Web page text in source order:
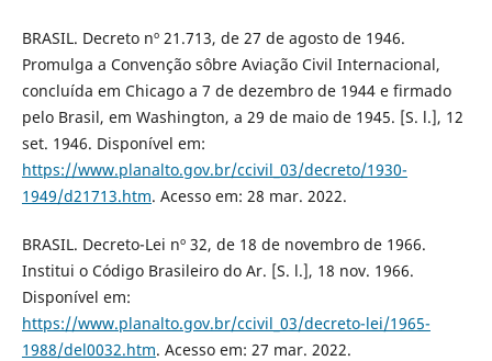
BRASIL. Decreto nº 21.713, de 27 de agosto de 1946.
Promulga a Convenção sôbre Aviação Civil Internacional,
concluída em Chicago a 7 de dezembro de 1944 e firmado
pelo Brasil, em Washington, a 29 de maio de 1945. [S. l.], 12
set. 1946. Disponível em:
https://www.planalto.gov.br/ccivil_03/decreto/1930-
1949/d21713.htm. Acesso em: 28 mar. 2022.
BRASIL. Decreto-Lei nº 32, de 18 de novembro de 1966.
Institui o Código Brasileiro do Ar. [S. l.], 18 nov. 1966.
Disponível em:
https://www.planalto.gov.br/ccivil_03/decreto-lei/1965-
1988/del0032.htm. Acesso em: 27 mar. 2022.